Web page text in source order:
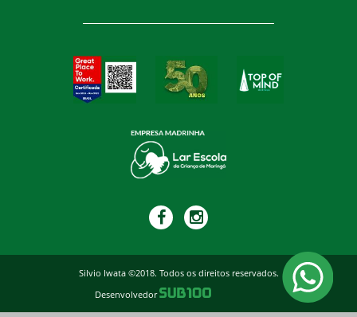
Silvio Iwata ©2018. Todos os direitos reservados.
Desenvolvedor